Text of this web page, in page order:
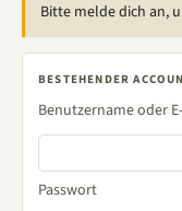
Bitte melde dich an,
BESTEHENDER
Benutzername oder
Passwort